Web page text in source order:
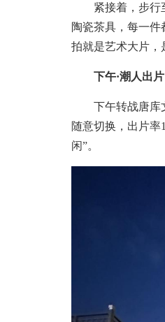
紧接着，步行至
陶瓷茶具，每一
拍就是艺术大片，
下午·潮人出片
下午转战唐库文
随意切换，出片率
闲”。